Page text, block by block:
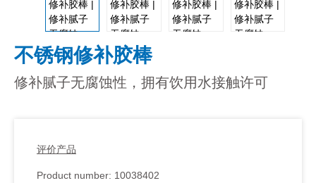
不锈钢修补胶棒
修补腻子无腐蚀性，拥有饮用水接触许可
评价产品
Product number: 10038402